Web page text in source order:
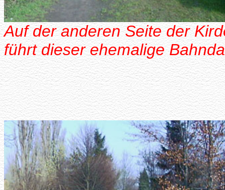
Auf der anderen Seite der
führt dieser ehemalige